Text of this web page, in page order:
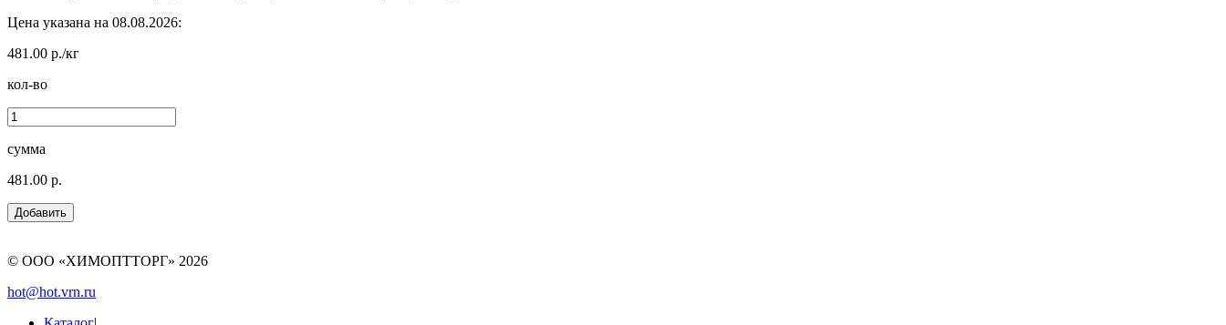
Цена указана на 08.08.2026:
481.00 р./кг
кол-во
сумма
481.00 р.
© ООО «ХИМОПТТОРГ» 2026
hot@hot.vrn.ru